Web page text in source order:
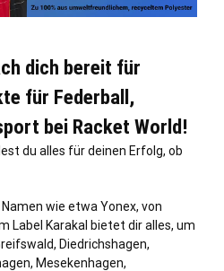
dich bereit für
für Federball,
bei Racket World!
du alles für deinen Erfolg, ob
wie etwa Yonex, von
Label Karakal bietet dir alles, um
Diedrichshagen,
Mesekenhagen,